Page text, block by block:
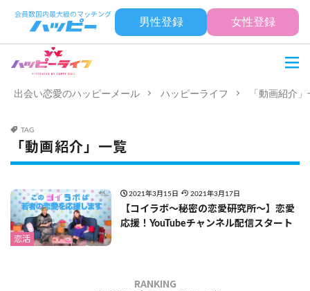
男性登録 女性登録
出会い恋愛のハッピーメール ハッピーライフ 「動画紹介
TAG
「動画紹介」一覧
恋活
2021年3月15日 2021年3月17日
【コイラボ～秘密の恋愛研究所～】恋愛
応援！YouTubeチャンネル配信スタート